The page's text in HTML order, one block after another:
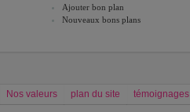
Ajouter bon plan
Nouveaux bons plans
Nos valeurs plan du site témoignages